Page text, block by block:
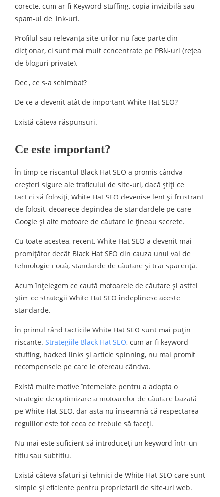
corecte, cum ar fi Keyword stuffing, copia invizibilă sau
spam-ul de link-uri.
Profilul sau relevanța site-urilor nu face parte din
dicționar, ci sunt mai mult concentrate pe PBN-uri (rețea
de bloguri private).
Deci, ce s-a schimbat?
De ce a devenit atât de important White Hat SEO?
Există câteva răspunsuri.
Ce este important?
În timp ce riscantul Black Hat SEO a promis cândva
creșteri sigure ale traficului de site-uri, dacă știți ce
tactici să folosiți, White Hat SEO devenise lent și frustrant
de folosit, deoarece depindea de standardele pe care
Google și alte motoare de căutare le țineau secrete.
Cu toate acestea, recent, White Hat SEO a devenit mai
promițător decât Black Hat SEO din cauza unui val de
tehnologie nouă, standarde de căutare și transparență.
Acum înțelegem ce caută motoarele de căutare și astfel
știm ce strategii White Hat SEO îndeplinesc aceste
standarde.
În primul rând tacticile White Hat SEO sunt mai puțin
riscante. Strategiile Black Hat SEO, cum ar fi keyword
stuffing, hacked links și article spinning, nu mai promit
recompensele pe care le ofereau cândva.
Există multe motive întemeiate pentru a adopta o
strategie de optimizare a motoarelor de căutare bazată
pe White Hat SEO, dar asta nu înseamnă că respectarea
regulilor este tot ceea ce trebuie să faceți.
Nu mai este suficient să introduceți un keyword într-un
titlu sau subtitlu.
Există câteva sfaturi și tehnici de White Hat SEO care sunt
simple și eficiente pentru proprietarii de site-uri web.